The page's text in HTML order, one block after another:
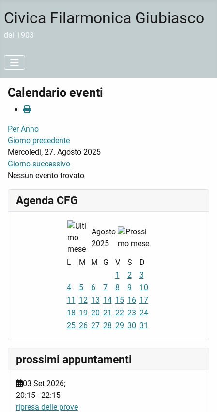
Civica Filarmonica Giubiasco
dal 1903
Calendario eventi
Per Anno
Giorno precedente
Mercoledì, 27. Agosto 2025
Giorno successivo
Nessun evento trovato
Agenda CFG
Agosto
2025
L M M G V S
D
1
2
3
4
5 6 7 8 9
10
11 12 13 14 15 16 17
18 19 20 21 22 23 24
25 26 27 28 29 30 31
prossimi appuntamenti
03 Set 2026;
20:15 -22:15
ripresa delle prove